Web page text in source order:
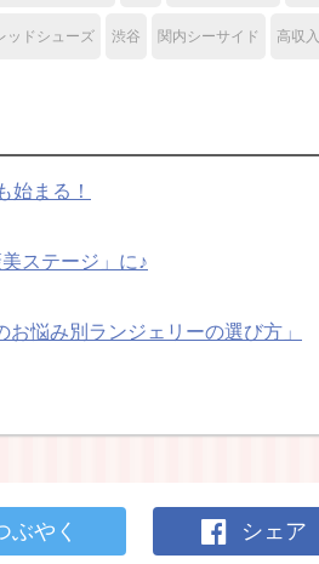
ッドシューズ 渋谷 関内シーサイド 高収入
始まる！
ステージ」に♪
悩み別ランジェリーの選び方」
ぶやく シェア